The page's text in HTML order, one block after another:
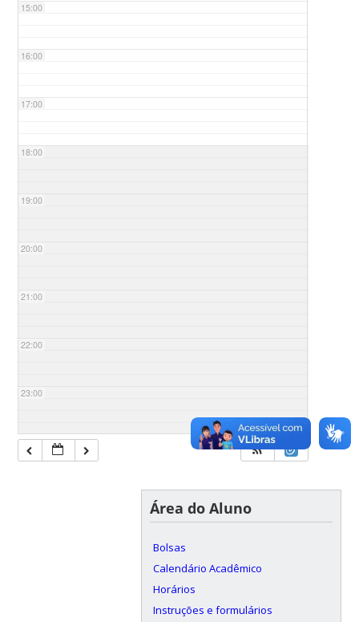
15:00
16:00
17:00
18:00
19:00
20:00
21:00
22:00
23:00
Área do Aluno
Bolsas
Calendário Acadêmico
Horários
Instruções e formulários